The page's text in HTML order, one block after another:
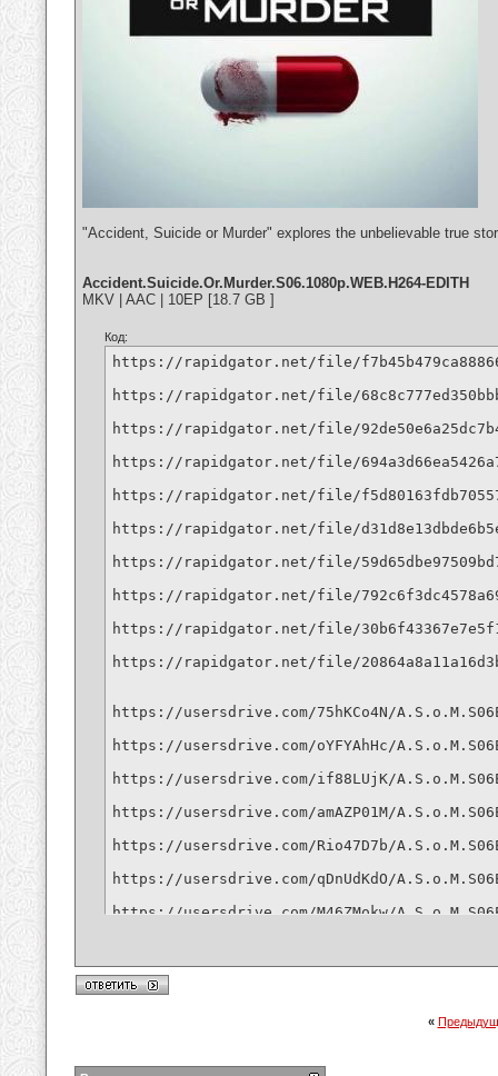
"Accident, Suicide or Murder" explores the unbelievable true
Accident.Suicide.Or.Murder.S06.1080p.WEB.H264-EDITH
MKV | AAC | 10EP [18.7 GB ]
Код:
https://rapidgator.net/file/
https://rapidgator.net/file/
https://rapidgator.net/file/
https://rapidgator.net/file/
https://rapidgator.net/file/
https://rapidgator.net/file/
https://rapidgator.net/file/
https://rapidgator.net/file/
https://rapidgator.net/file/
https://rapidgator.net/file/
https://usersdrive.com/75hKCo4N/
https://usersdrive.com/oYFYAhHc/
https://usersdrive.com/if88LUjK/
https://usersdrive.com/amAZP01M/
https://usersdrive.com/Rio47D7b/
https://usersdrive.com/qDnUdKdO/
https://usersdrive.com/M46ZMokw/
https://usersdrive.com/F29DOQDt/
https://vikingfile.com/f/UsVZy4fz0o
«